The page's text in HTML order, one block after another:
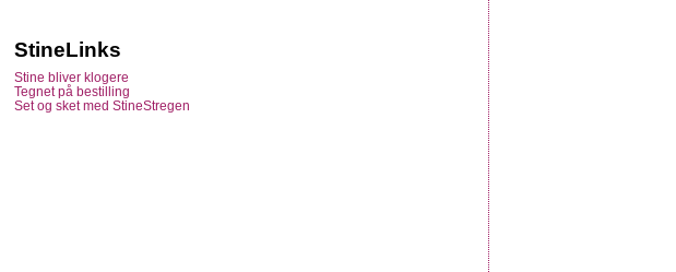
StineLinks
Stine bliver klogere
Tegnet på bestilling
Set og sket med StineStregen